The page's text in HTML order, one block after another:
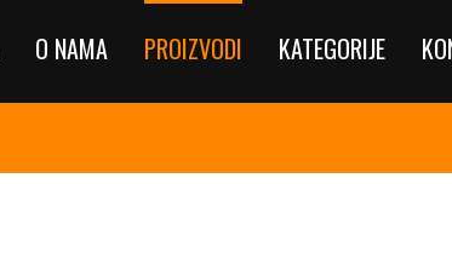
O NAMA PROIZVODI KATEGORIJE